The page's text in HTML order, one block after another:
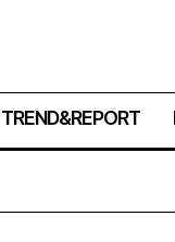
TREND&REPORT